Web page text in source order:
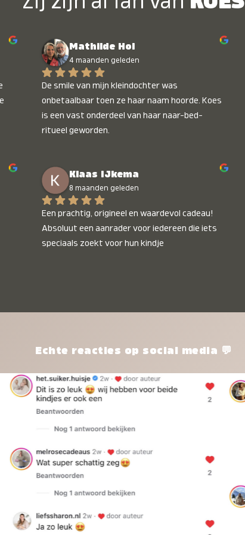
Mathilde Hol
4 maanden geleden
De smile van mijn kleindochter was
onbetaalbaar toen ze haar naam hoorde. Koes
is een vast onderdeel van haar naar-bed-
ritueel geworden.
Klaas IJkema
8 maanden geleden
Een prachtig, origineel en waardevol cadeau!
Absoluut een aanrader voor iedereen die iets
speciaals zoekt voor hun kindje
Echte reacties op social media 💬